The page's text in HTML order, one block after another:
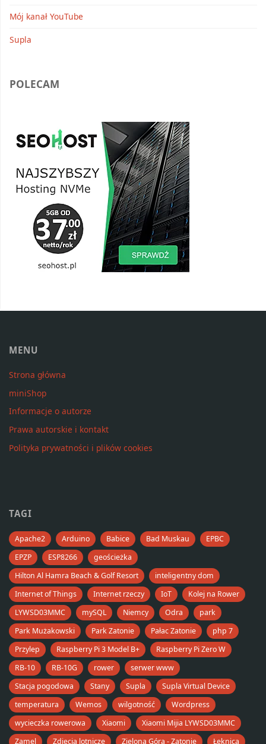
Mój kanał YouTube
Supla
POLECAM
MENU
Strona główna
miniShop
Informacje o autorze
Prawa autorskie i kontakt
Polityka prywatności i plików cookies
TAGI
Apache2 Arduino Babice Bad Muskau
EPBC
EPZP
ESP8266
geościeżka
Hilton Al Hamra Beach & Golf Resort
inteligentny dom
Internet of Things
Internet rzeczy IoT
Kolej na Rower
LYWSD03MMC
mySQL Niemcy Odra
park
Park Mużakowski
Park Zatonie Pałac Zatonie
php 7
Przylep
Raspberry Pi 3 Model B+
Raspberry Pi Zero W
RB-10
RB-10G rower
serwer www
Stacja pogodowa
Stany Supla
Supla Virtual Device
temperatura
Wemos wilgotność
Wordpress
wycieczka rowerowa
Xiaomi
Xiaomi Mijia LYWSD03MMC
Zamel
Zdjęcia lotnicze Zielona Góra - Zatonie Łęknica